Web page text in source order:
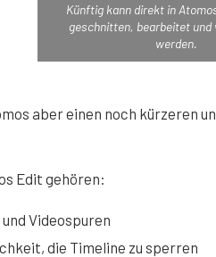
Künftig kann direkt in
geschnitten, bearbeitet
werden.
aber einen noch kürzeren
Edit gehören:
Videospuren
die Timeline zu sperren